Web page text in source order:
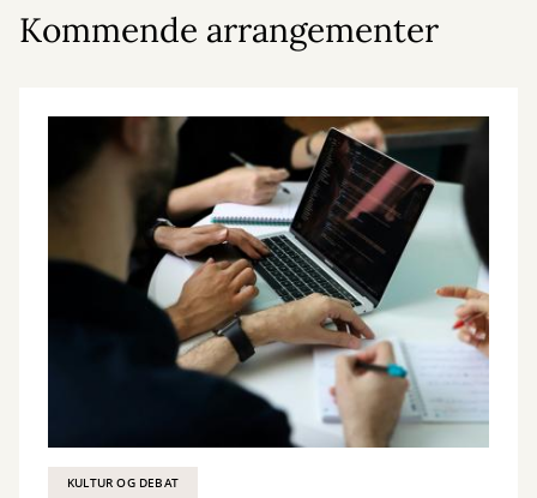
Kommende arrangementer
KULTUR OG DEBAT